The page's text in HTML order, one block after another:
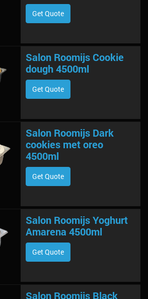
Get Quote
Salon Roomijs Cookie
dough 4500ml
Get Quote
Salon Roomijs Dark
cookies met oreo
4500ml
Get Quote
Salon Roomijs Yoghurt
Amarena 4500ml
Get Quote
Salon Roomijs Black